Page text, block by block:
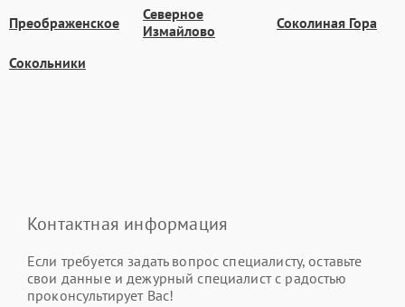
Преображенское
Северное
Измайлово
Соколиная Гора
Сокольники
Контактная информация
Если требуется задать вопрос специалисту, оставьте
свои данные и дежурный специалист с радостью
проконсультирует Вас!